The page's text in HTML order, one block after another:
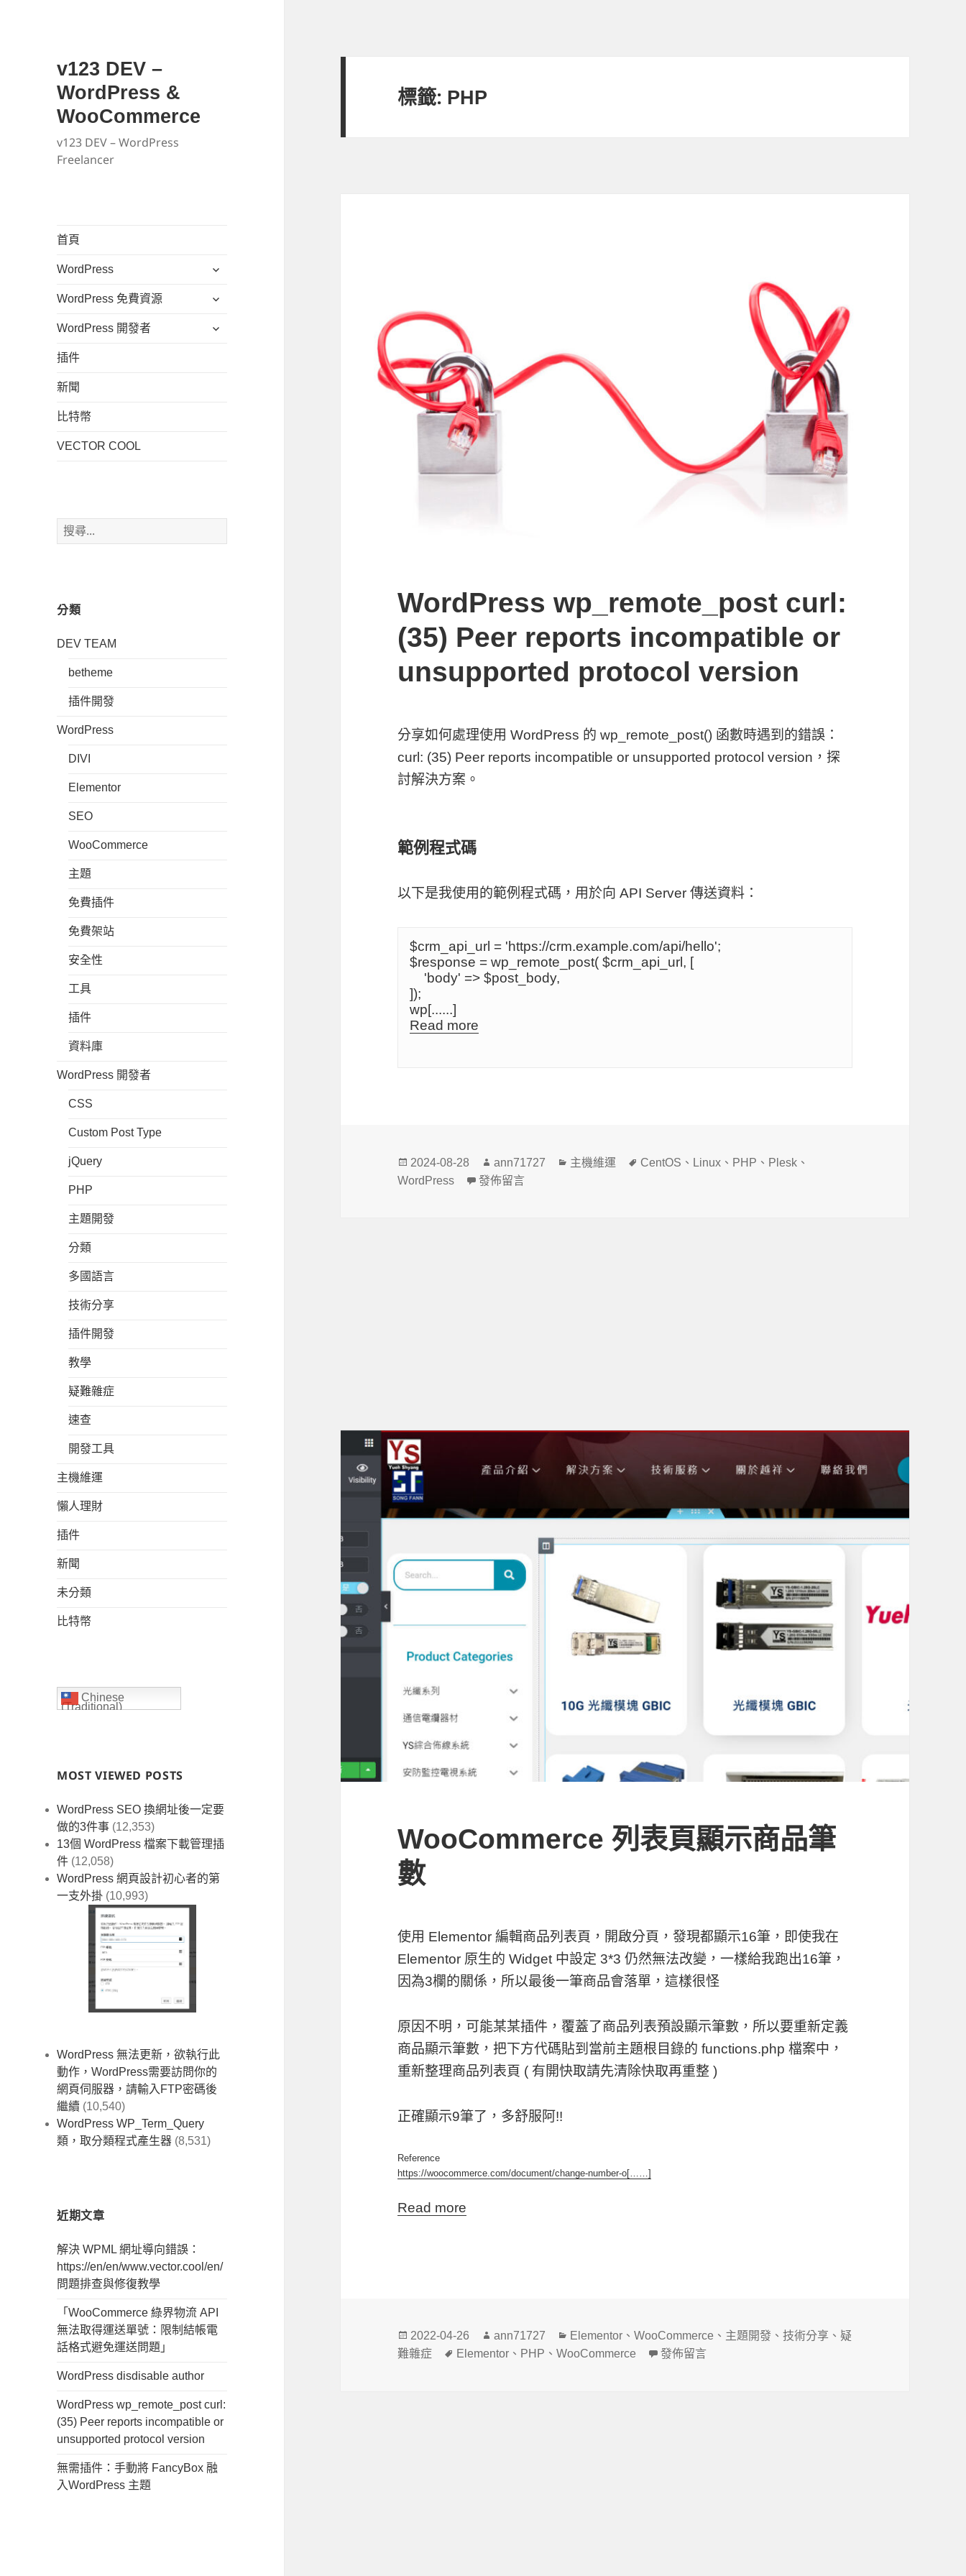
v123 DEV –
WordPress &
WooCommerce
v123 DEV – WordPress
Freelancer
首頁
WordPress
展
子
WordPress 免費資源
展
子
WordPress 開發者
展
插件
新聞
比特幣
VECTOR COOL
搜
尋
分類
DEV TEAM
betheme
插件開發
WordPress
DIVI
Elementor
SEO
WooCommerce
主題
免費插件
免費架站
安全性
工具
插件
資料庫
WordPress 開發者
CSS
Custom Post Type
jQuery
PHP
主題開發
分類
多國語言
技術分享
插件開發
教學
疑難雜症
速查
開發工具
主機維運
懶人理財
插件
新聞
未分類
比特幣
Chinese
(Traditional)
MOST VIEWED POSTS
WordPress SEO 換網址後一定要
做的3件事 (12,353)
13個 WordPress 檔案下載管理插
件 (12,058)
WordPress 網頁設計初心者的第
一支外掛 (10,993)
WordPress 無法更新，欲執行此
動作，WordPress需要訪問你的
網頁伺服器，請輸入FTP密碼後
繼續 (10,540)
WordPress WP_Term_Query
類，取分類程式產生器 (8,531)
近期文章
解決 WPML 網址導向錯誤：
https://en/en/www.vector.cool/en/
問題排查與修復教學
「WooCommerce 綠界物流 API
無法取得運送單號：限制結帳電
話格式避免運送問題」
WordPress disdisable author
WordPress wp_remote_post curl:
(35) Peer reports incompatible or
unsupported protocol version
無需插件：手動將 FancyBox 融
入WordPress 主題
標籤: PHP
WordPress wp_remote_post curl:
(35) Peer reports incompatible or
unsupported protocol version
分享如何處理使用 WordPress 的wp_remote_post() 函數時遇到的錯誤：
curl: (35) Peer reports incompatible or unsupported protocol version ，探
討解決方案。
範例程式碼
以下是我使用的範例程式碼，用於向 API Server 傳送資料：
$crm_api_url = 'https://crm.example.com/api/hello';
$response = wp_remote_post( $crm_api_url, [
    'body' => $post_body,
]);
wp[......]
Read more
發
佈
2024-08-28
作
者
ann71727
分
主機維運
標
CentOS 、 Linux 、 PHP 、 Plesk 、
WordPress
在〈WordPress wp_remote_post curl: (35) Peer reports incompatible or unsupported protocol
發佈留言
WooCommerce 列表頁顯示商品筆
數
使用 Elementor 編輯商品列表頁，開啟分頁，發現都顯示16筆，即使我在
Elementor 原生的 Widget 中設定 3*3 仍然無法改變，一樣給我跑出16筆，
因為3欄的關係，所以最後一筆商品會落單，這樣很怪
原因不明，可能某某插件，覆蓋了商品列表預設顯示筆數，所以要重新定義
商品顯示筆數，把下方代碼貼到當前主題根目錄的 functions.php 檔案中，
重新整理商品列表頁 ( 有開快取請先清除快取再重整 )
正確顯示9筆了，多舒服阿!!
Reference
https://woocommerce.com/document/change-number-o[……]
Read more
發
佈
2022-04-26
作
者
ann71727
分
類
Elementor 、WooCommerce 、 主題開發 、技術分享 、疑
難雜症
標
Elementor 、 PHP 、WooCommerce 在〈WooCommerce 列表頁顯示商品筆數〉
發佈留言